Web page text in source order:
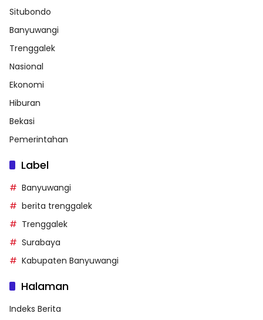
Situbondo
Banyuwangi
Trenggalek
Nasional
Ekonomi
Hiburan
Bekasi
Pemerintahan
Label
Banyuwangi
berita trenggalek
Trenggalek
Surabaya
Kabupaten Banyuwangi
Halaman
Indeks Berita